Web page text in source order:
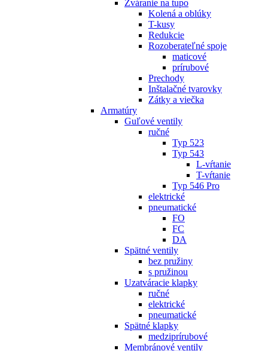
Zváranie na tupo
Kolená a oblúky
T-kusy
Redukcie
Rozoberateľné spoje
maticové
prírubové
Prechody
Inštalačné tvarovky
Zátky a viečka
Armatúry
Guľové ventily
ručné
Typ 523
Typ 543
L-vŕtanie
T-vŕtanie
Typ 546 Pro
elektrické
pneumatické
FO
FC
DA
Spätné ventily
bez pružiny
s pružinou
Uzatváracie klapky
ručné
elektrické
pneumatické
Spätné klapky
medziprírubové
Membránové ventily